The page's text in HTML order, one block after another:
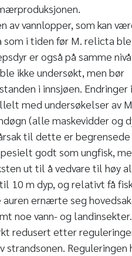
vannlopper, som kan
som i tiden før M. relicta ble
er også på samme
ikke undersøkt, men bør
i innsjøen. Endringer i
med undersøkelser av
(alle maskevidder og
til dette er begrensede
godt som ungfisk,
ut til å vedvare til høy
10 m dyp, og relativt få
ernærte seg
noe vann- og landinsekter.
redusert etter
strandsonen. Reguleringen